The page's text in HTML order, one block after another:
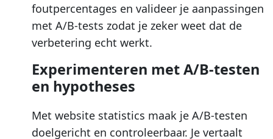
foutpercentages en valideer je aanpassingen
met A/B-tests zodat je zeker weet dat de
verbetering echt werkt.
Experimenteren met A/B-testen
en hypotheses
Met website statistics maak je A/B-testen
doelgericht en controleerbaar. Je vertaalt